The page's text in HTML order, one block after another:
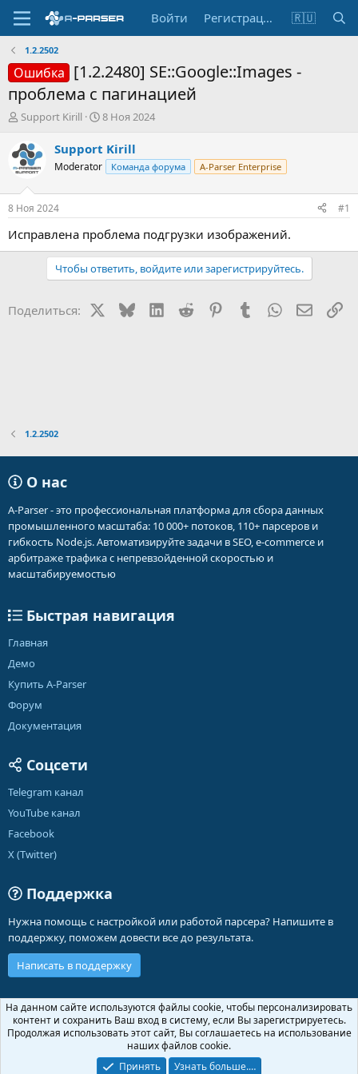
Войти Регистрация 🇷🇺
1.2.2502
Ошибка [1.2.2480] SE::Google::Images -
проблема с пагинацией
А
т
о
р
т
е
м
ы
Support Kirill
Д
т
а
н
а
л
8 Ноя 2024
Support Kirill
Moderator Команда форума A-Parser Enterprise
8 Ноя 2024 #1
Исправлена проблема подгрузки изображений.
Чтобы ответить, войдите или зарегистрируйтесь.
Поделиться: BlueskyLinkedIn
Reddit PinterestTumblr WhatsApp
1.2.2502
О нас
A-Parser - это профессиональная платформа для сбора данных
промышленного масштаба: 10 000+ потоков, 110+ парсеров и
гибкость Node.js. Автоматизируйте задачи в SEO, e-commerce и
арбитраже трафика с непревзойденной скоростью и
масштабируемостью
Быстрая навигация
Главная
Демо
Купить A-Parser
Форум
Документация
Соцсети
Telegram канал
YouTube канал
Facebook
X (Twitter)
Поддержка
Нужна помощь с настройкой или работой парсера? Напишите в
поддержку, поможем довести все до результата.
Написать в поддержку
Russian (RU)
Обратная связь
Условия и правила
Политика конфиденциальности
Помощь
Community platform by XenForo ® © 2010-2026 XenForo Ltd.
На данном сайте используются файлы cookie, чтобы персонализировать
контент и сохранить Ваш вход в систему, если Вы зарегистрируетесь.
Продолжая использовать этот сайт, Вы соглашаетесь на использование
наших файлов cookie.
Принять
Узнать больше.…